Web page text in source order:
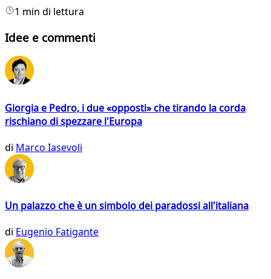
1 min di lettura
Idee e commenti
Giorgia e Pedro, i due «opposti» che tirando la corda
rischiano di spezzare l'Europa
di Marco Iasevoli
Un palazzo che è un simbolo dei paradossi all'italiana
di Eugenio Fatigante